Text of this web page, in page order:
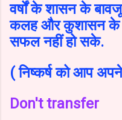
वर्षों के शासन के
कलह और कुशासन के
सफल नहीं हो सके.
( निष्कर्ष को आप
Don't transfer